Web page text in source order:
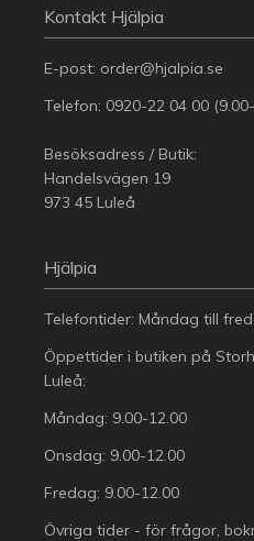
Kontakt Hjälpia
E-post: order@hjalpia.se
Telefon: 0920-22 04 00
Besöksadress / Butik:
Handelsvägen 19
973 45 Luleå
Hjälpia
Telefontider: Måndag till
Öppettider i butiken på
Luleå:
Måndag: 9.00-12.00
Onsdag: 9.00-12.00
Fredag: 9.00-12.00
Övriga tider - för frågor,